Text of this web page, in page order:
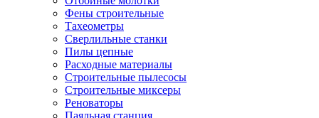
Фены строительные
Тахеометры
Сверлильные станки
Пилы цепные
Расходные материалы
Строительные пылесосы
Строительные миксеры
Реноваторы
Паяльная станция